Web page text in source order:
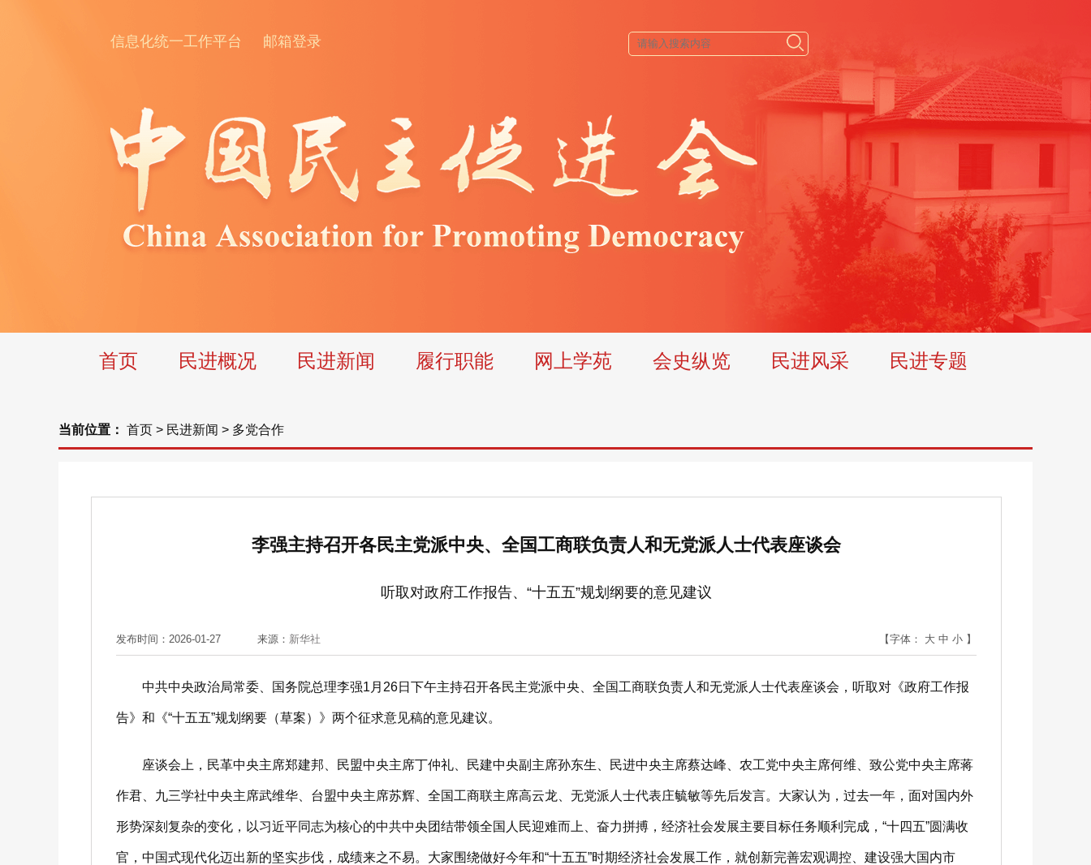
信息化统一工作平台 邮箱登录
首页 民进概况 民进新闻 履行职能 网上学苑 会史纵览 民进风采 民进专题
当前位置： 首页 > 民进新闻 > 多党合作
李强主持召开各民主党派中央、全国工商联负责人和无党派人士代表座谈会
听取对政府工作报告、“十五五”规划纲要的意见建议
发布时间：2026-01-27 来源： 新华社 【字体： 大 中 小 】
中共中央政治局常委、国务院总理李强1月26日下午主持召开各民主党派中央、全国工商联负责人和无党派人士代表座谈会，听取对《政府工作报
告》和《“十五五”规划纲要（草案）》两个征求意见稿的意见建议。
座谈会上，民革中央主席郑建邦、民盟中央主席丁仲礼、民建中央副主席孙东生、民进中央主席蔡达峰、农工党中央主席何维、致公党中央主席蒋
作君、九三学社中央主席武维华、台盟中央主席苏辉、全国工商联主席高云龙、无党派人士代表庄毓敏等先后发言。大家认为，过去一年，面对国内外
形势深刻复杂的变化，以习近平同志为核心的中共中央团结带领全国人民迎难而上、奋力拼搏，经济社会发展主要目标任务顺利完成，“十四五”圆满收
官，中国式现代化迈出新的坚实步伐，成绩来之不易。大家围绕做好今年和“十五五”时期经济社会发展工作，就创新完善宏观调控、建设强大国内市